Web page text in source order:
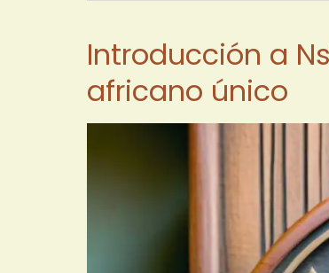
Introducción a
africano único